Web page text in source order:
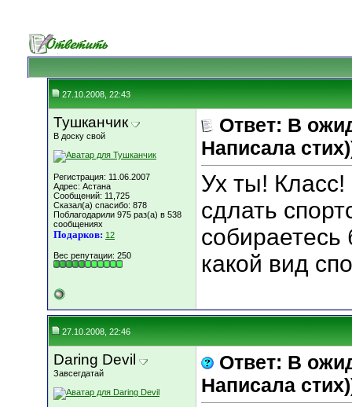
27.10.2008, 22:43
Тушканчик
В доску свой
Регистрация: 11.06.2007
Адрес: Астана
Сообщений: 11,725
Сказал(а) спасибо: 878
Поблагодарили 975 раз(а) в 538
сообщениях
Подарков: 12
Вес репутации: 250
Ответ: В
Написала
Ух ты!
сдлать
какой вид
27.10.2008, 22:46
Daring Devil
Завсегдатай
Ответ: В
Написала